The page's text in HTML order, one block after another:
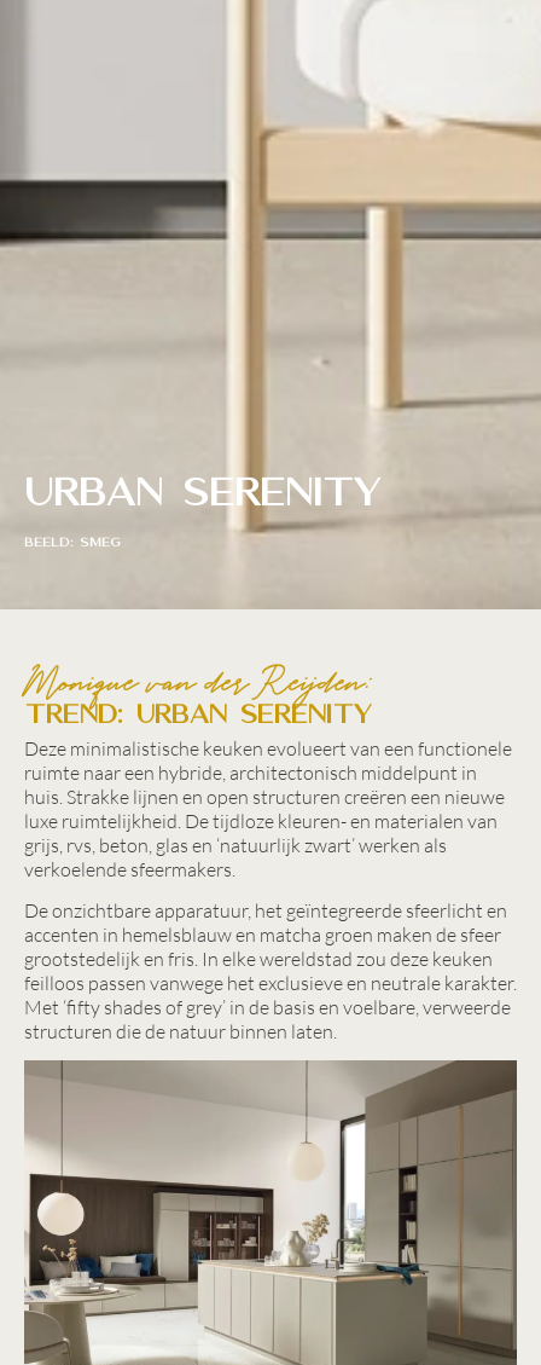
Urban Serenity
BEELD: SMEG
Monique van der Reijden:
TREND: URBAN SERENITY
Deze minimalistische keuken evolueert van een functionele
ruimte naar een hybride, architectonisch middelpunt in
huis. Strakke lijnen en open structuren creëren een nieuwe
luxe ruimtelijkheid. De tijdloze kleuren- en materialen van
grijs, rvs, beton, glas en ‘natuurlijk zwart’ werken als
verkoelende sfeermakers.
De onzichtbare apparatuur, het geïntegreerde sfeerlicht en
accenten in hemelsblauw en matcha groen maken de sfeer
grootstedelijk en fris. In elke wereldstad zou deze keuken
feilloos passen vanwege het exclusieve en neutrale karakter.
Met ‘fifty shades of grey’ in de basis en voelbare, verweerde
structuren die de natuur binnen laten.